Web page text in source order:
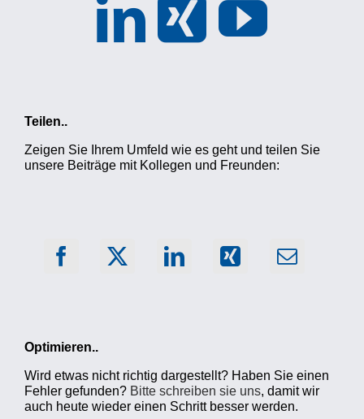
Teilen..
Zeigen Sie Ihrem Umfeld wie es geht und teilen Sie
unsere Beiträge mit Kollegen und Freunden:
Optimieren..
Wird etwas nicht richtig dargestellt? Haben Sie einen
Fehler gefunden? Bitte schreiben sie uns, damit wir
auch heute wieder einen Schritt besser werden.